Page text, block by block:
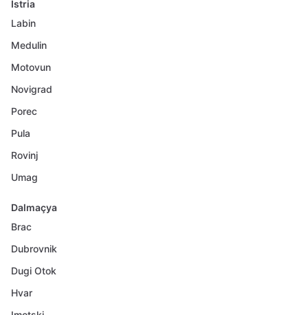
Istria
Labin
Medulin
Motovun
Novigrad
Porec
Pula
Rovinj
Umag
Dalmaçya
Brac
Dubrovnik
Dugi Otok
Hvar